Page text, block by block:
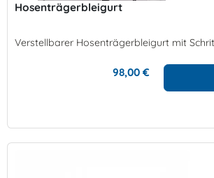
Hosenträgerbleigurt
Verstellbarer Hosenträgerbleigurt mit
98,00 €